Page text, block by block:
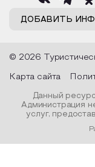
ДОБАВИТЬ
© 2026
Карта сайта
Данный
Администрация
услуг,